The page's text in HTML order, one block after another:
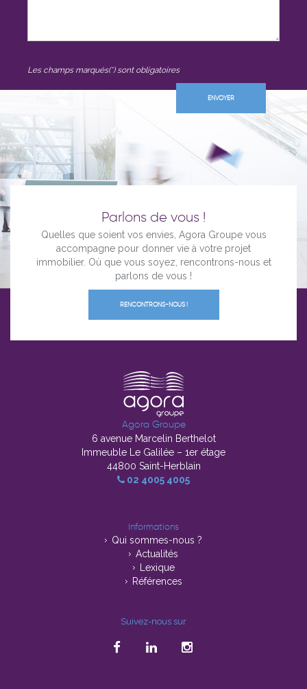
Les champs marqués(*) sont obligatoires
Parlons de vous !
Quelles que soient vos envies, Agora Groupe vous
accompagne pour donner vie à votre projet
immobilier. Où que vous soyez, rencontrons-nous et
parlons de vous !
RENCONTRONS-NOUS !
Agora Groupe
6 avenue Marcelin Berthelot
Immeuble Le Galilée – 1er étage
44800 Saint-Herblain
02 4005 4005
Informations
Qui sommes-nous ?
Actualités
Lexique
Références
Suivez-nous sur